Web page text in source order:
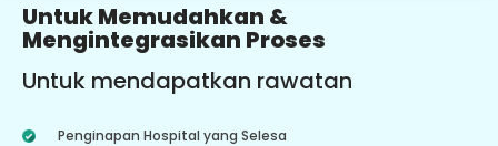
Untuk Memudahkan &
Mengintegrasikan Proses
Untuk mendapatkan rawatan
Penginapan Hospital yang Selesa